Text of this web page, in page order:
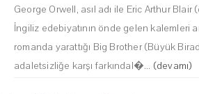
George Orwell, asıl adı ile Eric Arthur
İngiliz edebiyatının önde gelen kalemleri
romanda yarattığı Big Brother (Büyük
adaletsizliğe karşı farkındal�... (devamı)